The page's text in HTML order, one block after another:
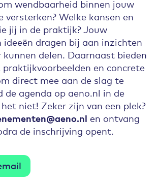
wendbaarheid binnen jouw
versterken? Welke kansen en
jij in de praktijk? Jouw
ideeën dragen bij aan inzichten
kunnen delen. Daarnaast bieden
en concrete
direct mee aan de slag te
de agenda op aeno.nl in de
niet! Zeker zijn van een plek?
en ontvang
de inschrijving opent.